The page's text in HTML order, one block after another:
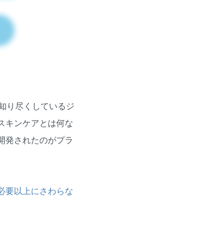
り尽くしているジ
キンケアとは何な
発されたのがプラ
要以上にさわらな